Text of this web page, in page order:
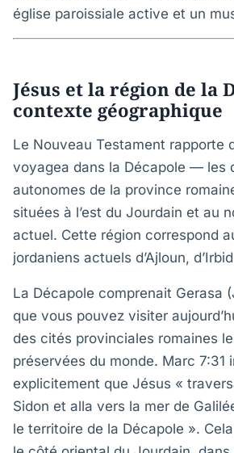
église paroissiale active et un
Jésus et la région de la
contexte géographique
Le Nouveau Testament rapporte
voyagea dans la Décapole — les
autonomes de la province
situées à l’est du Jourdain et au
actuel. Cette région correspond
jordaniens actuels d’Ajloun,
La Décapole comprenait Gerasa
que vous pouvez visiter
des cités provinciales romaines
préservées du monde. Marc 7:31
explicitement que Jésus «
Sidon et alla vers la mer de
le territoire de la Décapole ».